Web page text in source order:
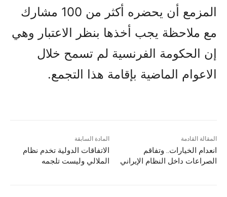
المزمع أن يحضره أکثر من 100 مشارك
مع ملاحظة يجب أخذها بنظر الاعتبار وهي
إن الحکومة الفرنسية لم تسمح خلال
الاعوام الماضية بإقامة هذا التجمع.
المادة السابقة
الاتفاقات الدولية تخدم نظام
الملالي وليست تلجمه
المقالة القادمة
انعدام الخيارات.. وتفاقم
الصراعات داخل النظام الإيراني